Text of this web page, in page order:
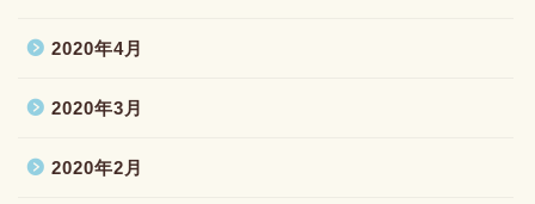
2020年4月
2020年3月
2020年2月